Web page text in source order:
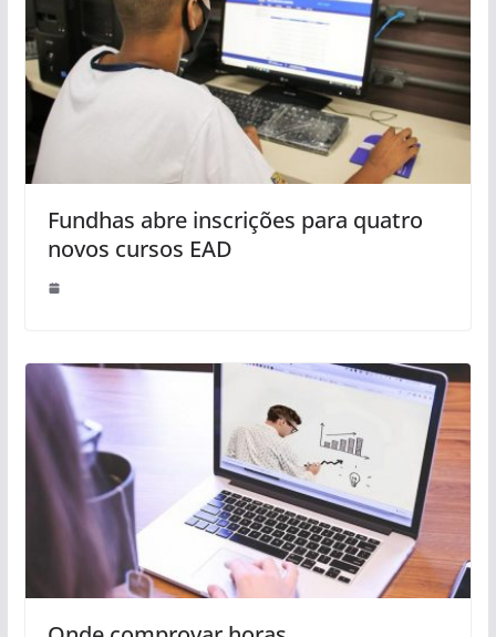
Fundhas abre inscrições para quatro
novos cursos EAD